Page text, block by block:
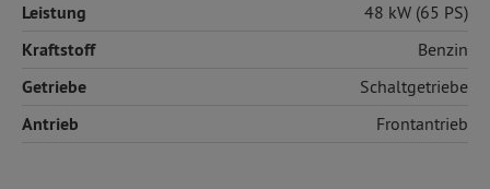
Leistung 48 kW (65 PS)
Kraftstoff Benzin
Getriebe Schaltgetriebe
Antrieb Frontantrieb